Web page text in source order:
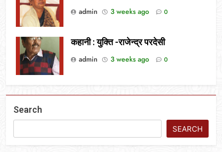
admin
3 weeks ago 0
कहानी : युक्ति -राजेन्द्र परदेसी
admin
3 weeks ago 0
Search
SEARCH